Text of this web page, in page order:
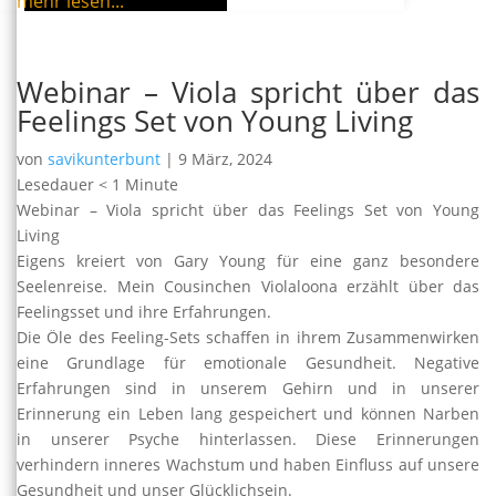
Webinar – Viola spricht über das
Feelings Set von Young Living
von savikunterbunt | 9 März, 2024
Lesedauer < 1 Minute
Webinar – Viola spricht über das Feelings Set von Young
Living
Eigens kreiert von Gary Young für eine ganz besondere
Seelenreise. Mein Cousinchen Violaloona erzählt über das
Feelingsset und ihre Erfahrungen.
Die Öle des Feeling-Sets schaffen in ihrem Zusammenwirken
eine Grundlage für emotionale Gesundheit. Negative
Erfahrungen sind in unserem Gehirn und in unserer
Erinnerung ein Leben lang gespeichert und können Narben
in unserer Psyche hinterlassen. Diese Erinnerungen
verhindern inneres Wachstum und haben Einfluss auf unsere
Gesundheit und unser Glücklichsein.